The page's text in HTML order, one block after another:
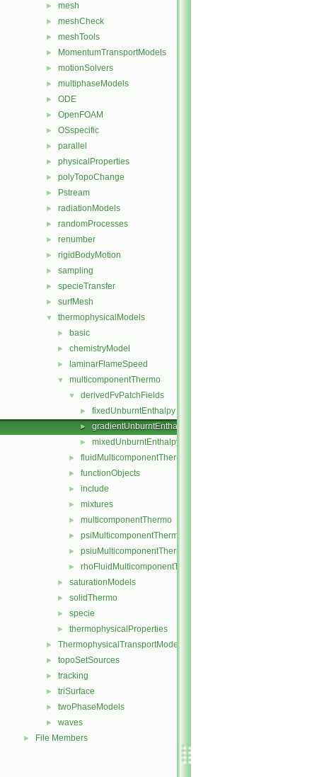
► mesh
► meshCheck
► meshTools
► MomentumTransportModels
► motionSolvers
► multiphaseModels
► ODE
► OpenFOAM
► OSspecific
► parallel
► physicalProperties
► polyTopoChange
► Pstream
► radiationModels
► randomProcesses
► renumber
► rigidBodyMotion
► sampling
► specieTransfer
► surfMesh
▼ thermophysicalModels
► basic
► chemistryModel
► laminarFlameSpeed
▼ multicomponentThermo
▼ derivedFvPatchFields
► fixedUnburntEnthalpy
► gradientUnburntEnthalpy
► mixedUnburntEnthalpy
► fluidMulticomponentThermo
► functionObjects
► include
► mixtures
► multicomponentThermo
► psiMulticomponentThermo
► psiuMulticomponentThermo
► rhoFluidMulticomponentThermo
► saturationModels
► solidThermo
► specie
► thermophysicalProperties
► ThermophysicalTransportModels
► topoSetSources
► tracking
► triSurface
► twoPhaseModels
► waves
► File Members